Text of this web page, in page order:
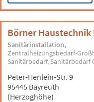
Börner Haustechnik
Sanitärinstallation
Zentralheizungsbedarf-
Sanitärbedarf Sanitärbedarf
Peter-Henlein-Str. 9
95445 Bayreuth
(Herzoghöhe)